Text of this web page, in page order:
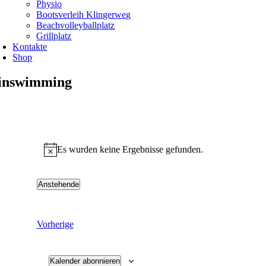
Physio
Bootsverleih Klingerweg
Beachvolleyballplatz
Grillplatz
Kontakte
Shop
Hinweis
Es wurden keine Ergebnisse gefunden.
Anstehende
VorherigeVeranstaltungen
Kalender abonnieren